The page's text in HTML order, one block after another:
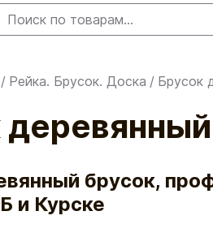
/ Рейка. Брусок. Доска / Брусок
деревянный
брусок,
и Курске